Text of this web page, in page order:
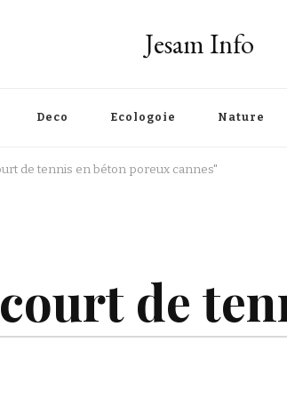
Jesam Info
Deco Ecologoie Nature
de tennis en béton poreux cannes"